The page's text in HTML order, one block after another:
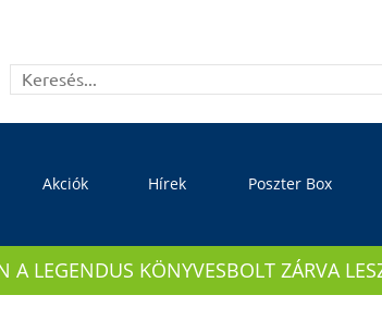
Akciók Hírek Poszter Box
LEGENDUS KÖNYVESBOLT ZÁRVA